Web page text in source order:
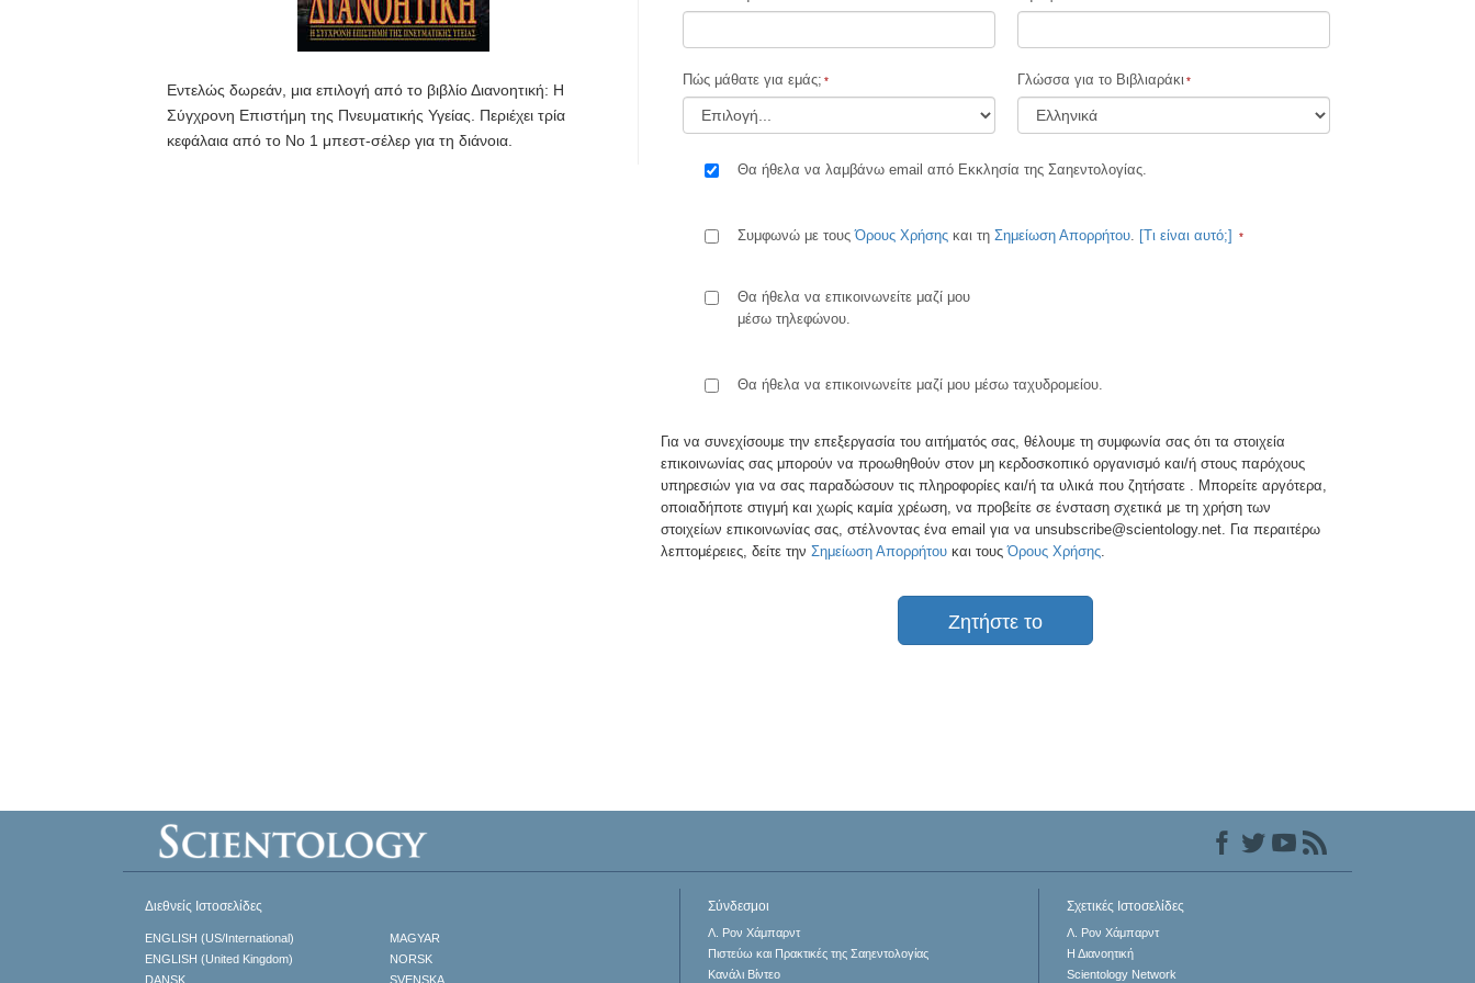
ΠΡΟΒΛΗΜΑ ΚΑΙ Η ΛΥΣΗ ΤΟΥ
ΤΑ ΠΑΙΔΙΑ
ΕΡΓΑΛΕΙΑ ΓΙΑ ΤΟ ΧΩΡΟ ΕΡΓΑΣΙΑΣ
ΗΘΙΚΗ ΚΑΙ ΟΙ ΚΑΤΑΣΤΑΣΕΙΣ ΗΘΙΚΗΣ
ΣΤΟΧΟΙ ΚΑΙ ΙΔΑΝΙΚΑ
ΕΠΙΚΟΙΝΩΝΙΑ
Εντελώς δωρεάν, μια επιλογή από το βιβλίο Διανοητική: Η
Σύγχρονη Επιστήμη της Πνευματικής Υγείας. Περιέχει τρία
κεφάλαια από το Νο 1 μπεστ-σέλερ για τη διάνοια.
Πώς μάθατε για εμάς; Γλώσσα για το Βιβλιαράκι
Θα ήθελα να λαμβάνω email από Εκκλησία της Σαηεντολογίας.
Συμφωνώ με τουςΌρους Χρήσης και τη Σημείωση Απορρήτου. [Τι είναι αυτό;]
Θα ήθελα να επικοινωνείτε μαζί μου
μέσω τηλεφώνου.
Θα ήθελα να επικοινωνείτε μαζί μου μέσω ταχυδρομείου.
Για να συνεχίσουμε την επεξεργασία του αιτήματός σας, θέλουμε τη συμφωνία σας ότι τα στοιχεία
επικοινωνίας σας μπορούν να προωθηθούν στον μη κερδοσκοπικό οργανισμό και/ή στους παρόχους
υπηρεσιών για να σας παραδώσουν τις πληροφορίες και/ή τα υλικά που ζητήσατε . Μπορείτε αργότερα,
οποιαδήποτε στιγμή και χωρίς καμία χρέωση, να προβείτε σε ένσταση σχετικά με τη χρήση των
στοιχείων επικοινωνίας σας, στέλνοντας ένα email για να unsubscribe@scientology.net. Για περαιτέρω
λεπτομέρειες, δείτε την Σημείωση Απορρήτου και τουςΌρους Χρήσης.
Ζητήστε το
Διεθνείς Ιστοσελίδες
ENGLISH (US/International)
ENGLISH (United Kingdom)
DANSK
MAGYAR
NORSK
SVENSKA
Σύνδεσμοι
Λ. Ρον Χάμπαρντ
Πιστεύω και Πρακτικές της Σαηεντολογίας
Κανάλι Βίντεο
Σχετικές Ιστοσελίδες
Λ. Ρον Χάμπαρντ
Η Διανοητική
Scientology Network